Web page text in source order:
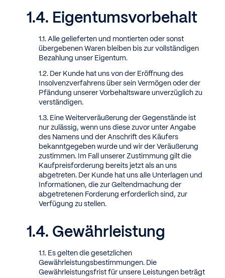
Eigentumsvorbehalt
Alle gelieferten und montierten oder sonst
übergebenen Waren bleiben bis zur vollständigen
Bezahlung unser Eigentum.
Der Kunde hat uns von der Eröffnung des
Insolvenzverfahrens über sein Vermögen oder der
Pfändung unserer Vorbehaltsware unverzüglich zu
verständigen.
Eine Weiterveräußerung der Gegenstände ist
nur zulässig, wenn uns diese zuvor unter Angabe
des Namens und der Anschrift des Käufers
bekanntgegeben wurde und wir der Veräußerung
zustimmen. Im Fall unserer Zustimmung gilt die
Kaufpreisforderung bereits jetzt als an uns
abgetreten. Der Kunde hat uns alle Unterlagen und
Informationen, die zur Geltendmachung der
abgetretenen Forderung erforderlich sind, zur
Verfügung zu stellen.
Gewährleistung
Es gelten die gesetzlichen
Gewährleistungsbestimmungen. Die
Gewährleistungsfrist für unsere Leistungen beträgt